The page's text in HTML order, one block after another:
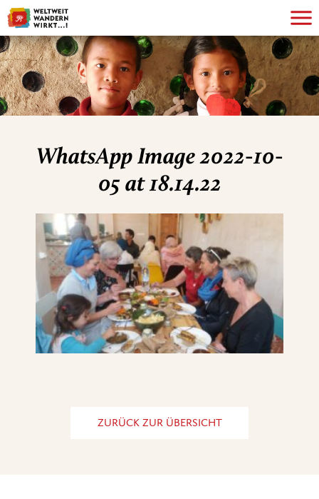
WhatsApp Image 2022-10-
05 at 18.14.22
ZURÜCK ZUR ÜBERSICHT